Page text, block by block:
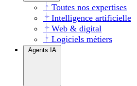
Toutes nos expertises
Intelligence artificielle
Web & digital
Logiciels métiers
Agents IA